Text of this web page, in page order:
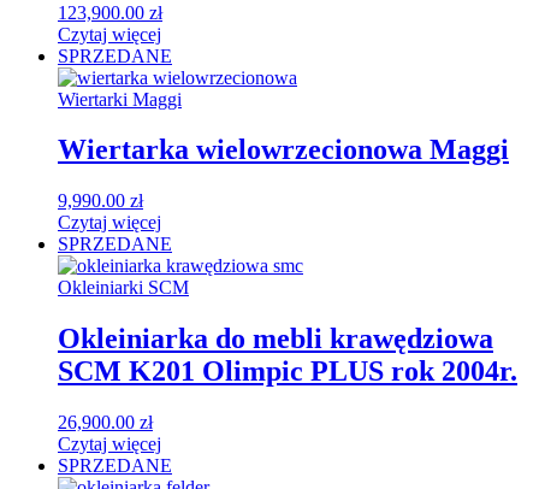
123,900.00 zł
Czytaj więcej
SPRZEDANE
Wiertarki Maggi
Wiertarka wielowrzecionowa Maggi
9,990.00 zł
Czytaj więcej
SPRZEDANE
Okleiniarki SCM
Okleiniarka do mebli krawędziowa
SCM K201 Olimpic PLUS rok 2004r.
26,900.00 zł
Czytaj więcej
SPRZEDANE